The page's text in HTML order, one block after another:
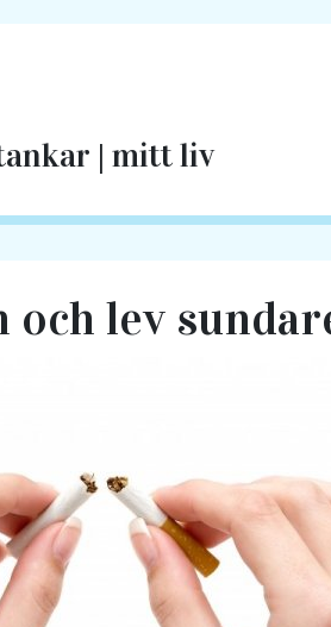
| mitt liv
och lev